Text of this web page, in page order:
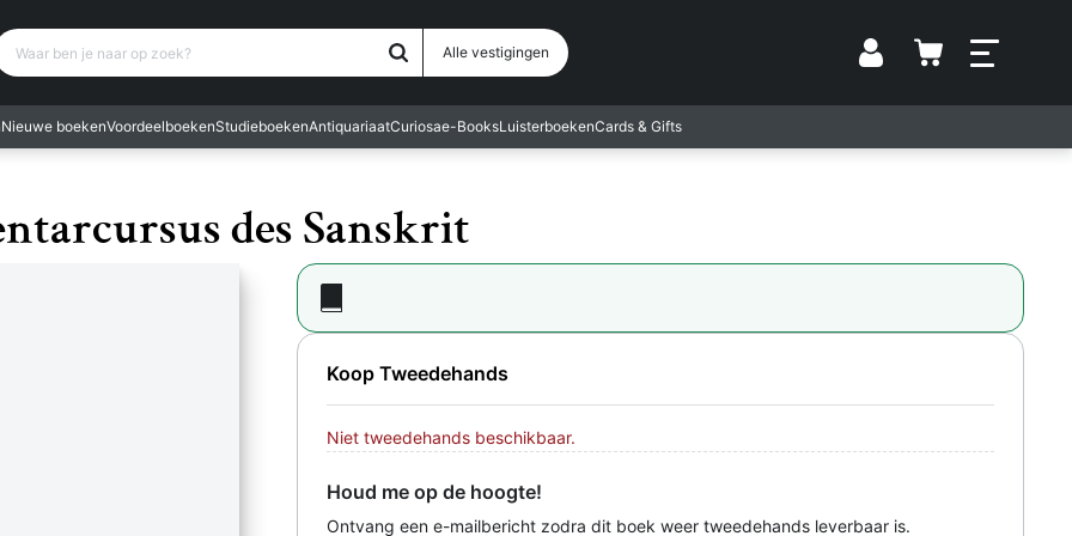
Alle vestigingen Vestiging
ben je naar op zoek?
Nieuwe boekenVoordeelboekenStudieboekenAntiquariaatCuriosae-BooksLuisterboekenCards & Gifts
des Sanskrit
Koop Tweedehands
Niet tweedehands beschikbaar.
Houd me op de hoogte!
Ontvang een e-mailbericht zodra dit boek weer tweedehands leverbaar is.